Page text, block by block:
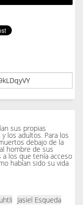
sus propias
los adultos. Para los
debajo de la
hombre de sus
a los que tenía acceso
habían sido su vida
Jasiel Esqueda